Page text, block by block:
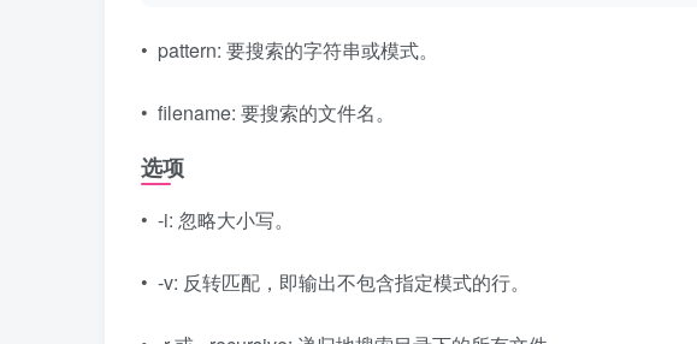
• pattern: 要搜索的字符串或模式。
• filename: 要搜索的文件名。
选项
• -i: 忽略大小写。
• -v: 反转匹配，即输出不包含指定模式的行。